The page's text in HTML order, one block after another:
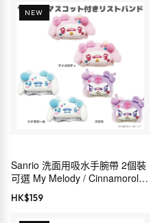
NEW
Sanrio 洗面用吸水手腕帶 2個裝
可選 My Melody / Cinnamoroll /
Kuromi
HK$159